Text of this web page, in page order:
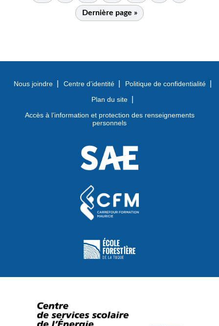
Dernière page »
Nous joindre Centre d’identité
Politique de confidentialité
Plan du site
Accès à l’information et protection des renseignements
personnels